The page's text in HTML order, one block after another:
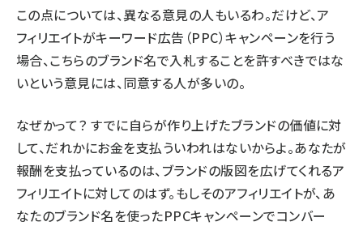
この点については、異なる意見の人もいるわ。だけど、ア
フィリエイトがキーワード広告（PPC）キャンペーンを行う
場合、こちらのブランド名で入札することを許すべきではな
いという意見には、同意する人が多いの。
なぜかって？ すでに自らが作り上げたブランドの価値に対
して、だれかにお金を支払ういわれはないからよ。あなたが
報酬を支払っているのは、ブランドの版図を広げてくれるア
フィリエイトに対してのはず。もしそのアフィリエイトが、あ
なたのブランド名を使ったPPCキャンペーンでコンバー